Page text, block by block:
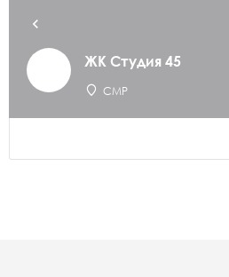
ЖК Студия 45
СМР